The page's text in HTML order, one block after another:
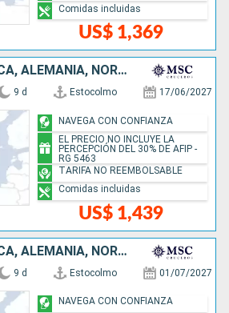
US$ 1,369
Comidas incluidas
SUECIA, DINAMARCA, ALEMANIA, NORUEGA
9 d Estocolmo 17/06/2027
US$ 1,439
NAVEGA CON CONFIANZA
EL PRECIO NO INCLUYE LA
PERCEPCIÓN DEL 30% DE AFIP -
RG 5463
TARIFA NO REEMBOLSABLE
Comidas incluidas
SUECIA, DINAMARCA, ALEMANIA, NORUEGA
9 d Estocolmo 01/07/2027
NAVEGA CON CONFIANZA